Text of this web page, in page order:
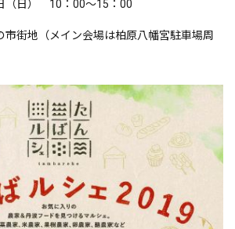
（日） 10：00～15：00
市街地（メイン会場は柏原八幡宮駐車場周